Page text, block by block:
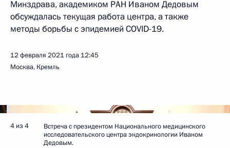
Минздрава, академиком РАН Иваном Дедовым
обсуждалась текущая работа центра, а также
методы борьбы с эпидемией COVID-19.
12 февраля 2021 года 12:45
Москва, Кремль
4 из 4
Встреча с президентом Национального медицинского
исследовательского центра эндокринологии Иваном
Дедовым.